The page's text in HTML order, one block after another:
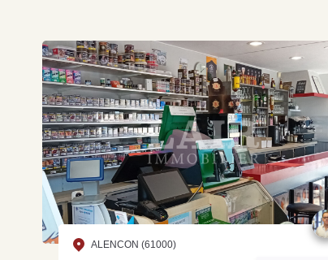
ALENCON (61000)